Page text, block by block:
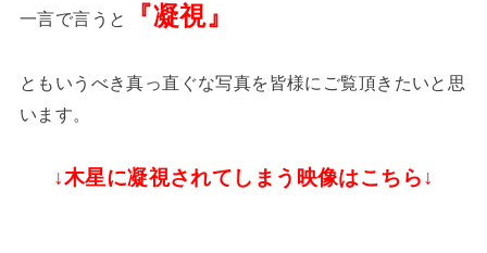
一言で言うと 『凝視』
ともいうべき真っ直ぐな写真を皆様にご覧頂きたいと思
います。
↓木星に凝視されてしまう映像はこちら↓